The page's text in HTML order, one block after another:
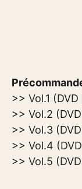
>> Vol.1
>> Vol.2
>> Vol.3
>> Vol.4
>> Vol.5